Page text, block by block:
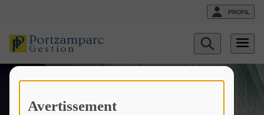
PROFIL
Afficher
le
formulaire
recherche
Avertissement
News